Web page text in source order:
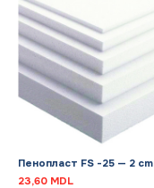
Пенопласт FS -25 — 2 cm
23,60 MDL